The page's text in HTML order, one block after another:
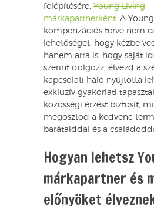
felépítésére, Young Living
márkapartnerként. A
kompenzációs terve nem
lehetőséget, hogy kézbe
hanem arra is, hogy saját
szerint dolgozz, élvezd a
kapcsolati háló nyújtotta
exkluzív gyakorlati
közösségi érzést biztosít,
megosztod a kedvenc
barátaiddal és a
Hogyan lehetsz
márkapartner és
előnyöket